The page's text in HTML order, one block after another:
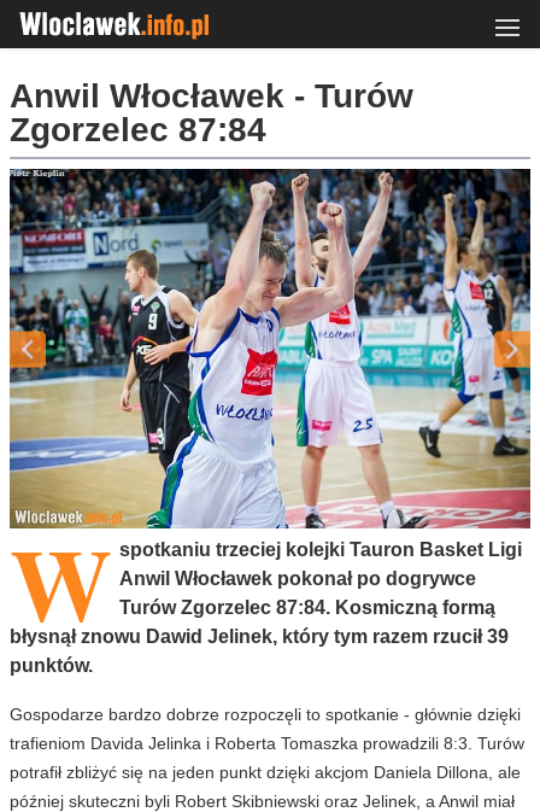
Anwil Włocławek - Turów
Zgorzelec 87:84
W spotkaniu trzeciej kolejki Tauron Basket Ligi
Anwil Włocławek pokonał po dogrywce
Turów Zgorzelec 87:84. Kosmiczną formą
błysnął znowu Dawid Jelinek, który tym razem rzucił 39
punktów.
Gospodarze bardzo dobrze rozpoczęli to spotkanie - głównie dzięki
trafieniom Davida Jelinka i Roberta Tomaszka prowadzili 8:3. Turów
potrafił zbliżyć się na jeden punkt dzięki akcjom Daniela Dillona, ale
później skuteczni byli Robert Skibniewski oraz Jelinek, a Anwil miał